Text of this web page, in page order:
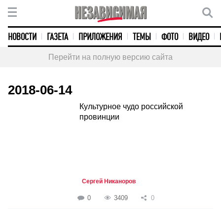
НОВОСТИ ГАЗЕТА ПРИЛОЖЕНИЯ ТЕМЫ ФОТО ВИДЕО
Перейти на полную версию сайта
2018-06-14
Культурное чудо российской
провинции
Сергей Никаноров
0 3409 0